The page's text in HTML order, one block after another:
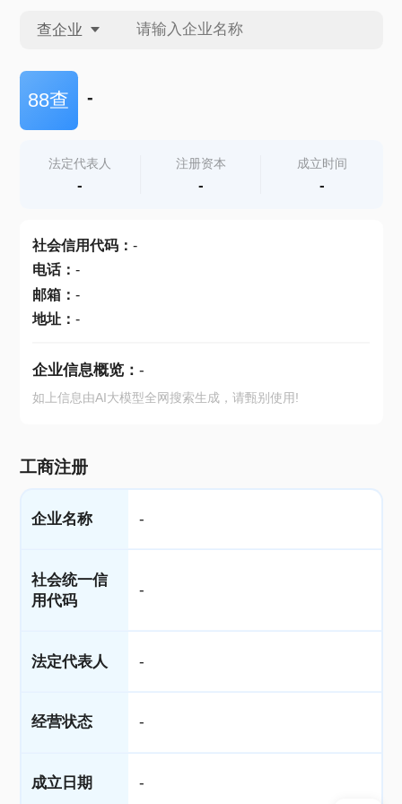
查企业
查企业
查产地
88查 -
法定代表人
-
注册资本
-
成立时间
-
社会信用代码： -
电话： -
邮箱： -
地址： -
企业信息概览： -
如上信息由AI大模型全网搜索生成，请甄别使用!
工商注册
企业名称 -
社会统一信
用代码
-
法定代表人 -
经营状态 -
成立日期 -